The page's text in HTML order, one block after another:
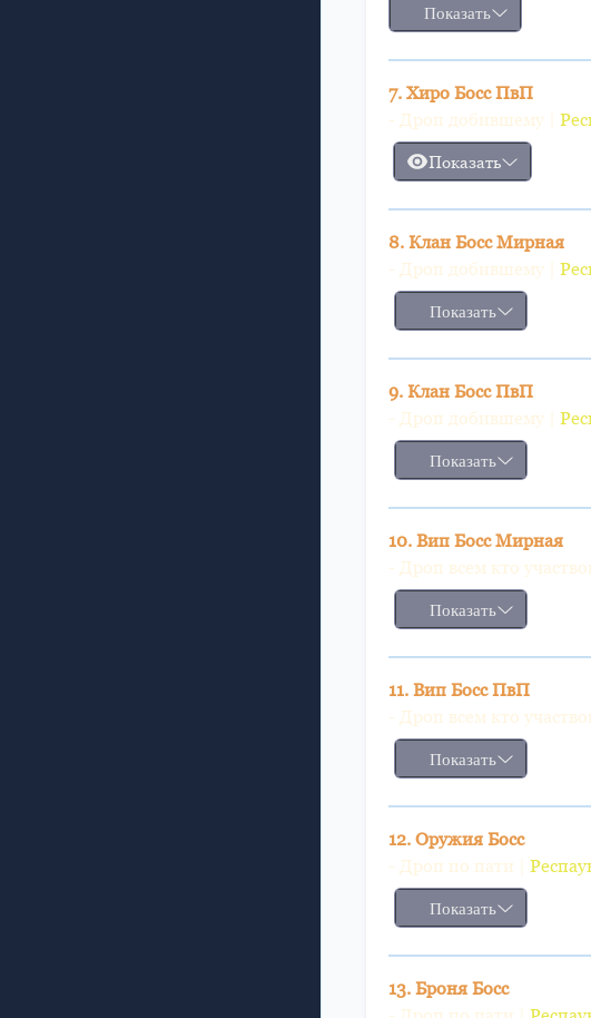
Показать
7. Хиро Босс ПвП
- Дроп добившему |
Показать
8. Клан Босс Мирная
- Дроп добившему |
Показать
9. Клан Босс ПвП
- Дроп добившему |
Показать
10. Вип Босс Мирная
- Дроп всем кто
Показать
11. Вип Босс ПвП
- Дроп всем кто
Показать
12. Оружия Босс
- Дроп по пати |
Показать
13. Броня Босс